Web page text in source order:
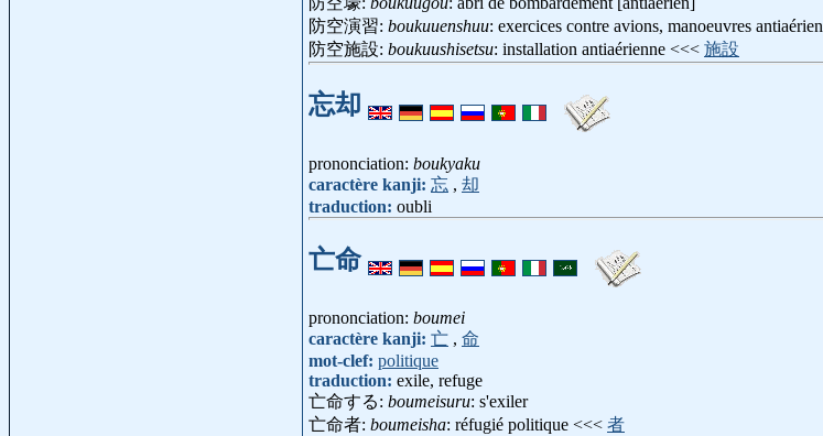
防空演習: boukuuenshuu: exercices contre avions, manoeuvres
防空施設: boukuushisetsu: installation antiaérienne <<< 施設
忘却
prononciation: boukyaku
caractère kanji: 忘 , 却
traduction: oubli
亡命
prononciation: boumei
caractère kanji: 亡 , 命
mot-clef: politique
traduction: exile, refuge
亡命する: boumeisuru: s'exiler
亡命者: boumeisha: réfugié politique <<< 者